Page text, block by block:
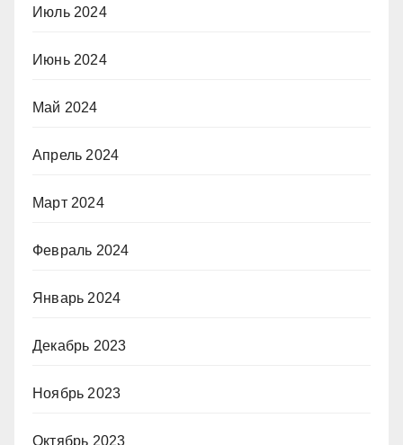
Июль 2024
Июнь 2024
Май 2024
Апрель 2024
Март 2024
Февраль 2024
Январь 2024
Декабрь 2023
Ноябрь 2023
Октябрь 2023